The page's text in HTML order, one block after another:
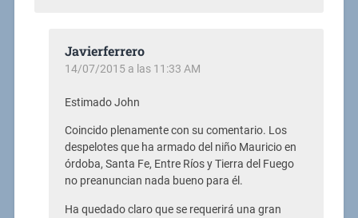
Javierferrero
14/07/2015 a las 11:33 AM
Estimado John
Coincido plenamente con su comentario. Los
despelotes que ha armado del niño Mauricio en
órdoba, Santa Fe, Entre Ríos y Tierra del Fuego
no preanuncian nada bueno para él.
Ha quedado claro que se requerirá una gran